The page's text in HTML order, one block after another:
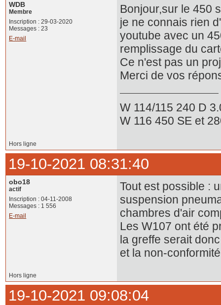
WDB
Membre
Inscription : 29-03-2020
Messages : 23
E-mail
Bonjour,sur le 450
je ne connais rien
youtube avec un
remplissage du
Ce n'est pas un
Merci de vos
W 114/115 240 D
W 116 450 SE et
Hors ligne
19-10-2021 08:31:40
obo18
actif
Inscription : 04-11-2008
Messages : 1 556
E-mail
Tout est possible :
suspension
chambres d'air
Les W107 ont été
la greffe serait
et la non-
Hors ligne
19-10-2021 09:08:04